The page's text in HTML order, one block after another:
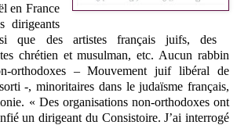
en France
dirigeants
que des artistes français juifs, des
chrétien et musulman, etc. Aucun rabbin
orthodoxes – Mouvement juif libéral de
-, minoritaires dans le judaïsme français,
« Des organisations non-orthodoxes ont
un dirigeant du Consistoire. J’ai interrogé